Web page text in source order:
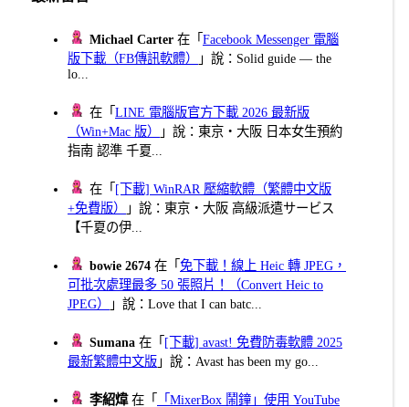
Michael Carter 在「Facebook Messenger 電腦
版下載（FB傳訊軟體）
」說：Solid guide — the
lo...
在「LINE 電腦版官方下載 2026 最新版
（Win+Mac 版）
」說：東京・大阪 日本女生預約
指南 認準 千夏...
在「 [下載] WinRAR 壓縮軟體（繁體中文版
+免費版）
」說：東京・大阪 高級派遣サービス
【千夏の伊...
bowie 2674 在「免下載！線上 Heic 轉 JPEG，
可批次處理最多 50 張照片！（Convert Heic to
JPEG）
」說：Love that I can batc...
Sumana 在「 [下載] avast! 免費防毒軟體 2025
最新繁體中文版 」說：Avast has been my go...
李紹煒在「
「MixerBox 鬧鐘」使用 YouTube